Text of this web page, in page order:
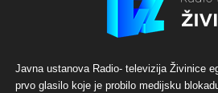
Javna ustanova Radio- televizija Živinice
prvo glasilo koje je probilo medijsku